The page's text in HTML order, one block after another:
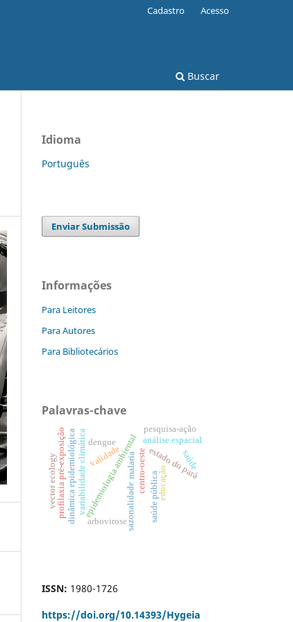
Buscar
Cadastro Acesso
Idioma
Português
Enviar Submissão
Informações
Para Leitores
Para Autores
Para Bibliotecários
Palavras-chave
sazonalidade
epidemiologia ambiental saúde pública
estado do pará
variabilidade climática análise espacial
arbovirose
dinâmica epidemiológica centro-oeste
validade
profilaxia pré-exposição malaria
vector ecology
dengue
pesquisa-ação
educação
saúde
ISSN: 1980-1726
https://doi.org/10.14393/Hygeia